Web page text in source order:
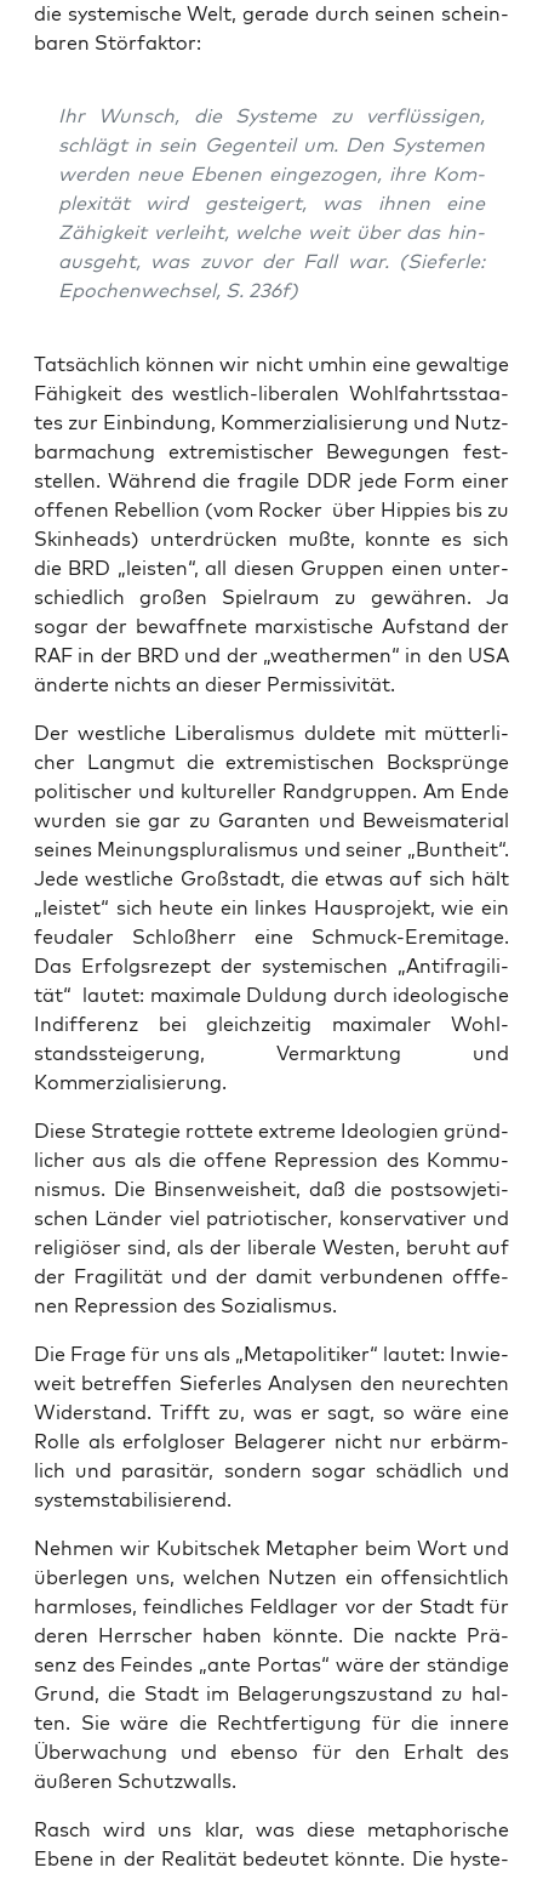
die sys­te­mi­sche Welt, gera­de durch sei­nen schein­
ba­ren Störfaktor:
Ihr Wunsch, die Sys­te­me zu ver­flüs­si­gen,
schlägt in sein Gegen­teil um. Den Sys­te­men
wer­den neue Ebe­nen ein­ge­zo­gen, ihre Kom­
ple­xi­tät wird gestei­gert, was ihnen eine
Zähig­keit ver­leiht, wel­che weit über das hin­
aus­geht, was zuvor der Fall war. (Sie­fer­le:
Epo­chen­wech­sel, S. 236f)
Tat­säch­lich kön­nen wir nicht umhin eine gewal­ti­ge
Fähig­keit des west­lich-libe­ra­len Wohl­fahrts­staa­
tes zur Ein­bin­dung, Kom­mer­zia­li­sie­rung und Nutz­
bar­ma­chung extre­mis­ti­scher Bewe­gun­gen fest­
stel­len. Wäh­rend die fra­gi­le DDR jede Form einer
offe­nen Rebel­li­on (vom Rocker über Hip­pies bis zu
Skin­heads) unter­drü­cken muß­te, konn­te es sich
die BRD „leis­ten“, all die­sen Grup­pen einen unter­
schied­lich gro­ßen Spiel­raum zu gewäh­ren. Ja
sogar der bewaff­ne­te mar­xis­ti­sche Auf­stand der
RAF in der BRD und der „wea­ther­men“ in den USA
änder­te nichts an die­ser Permissivität.
Der west­li­che Libe­ra­lis­mus dul­de­te mit müt­ter­li­
cher Lang­mut die extre­mis­ti­schen Bock­sprün­ge
poli­ti­scher und kul­tu­rel­ler Rand­grup­pen. Am Ende
wur­den sie gar zu Garan­ten und Beweis­ma­te­ri­al
sei­nes Mei­nungs­plu­ra­lis­mus und sei­ner „Bunt­heit“.
Jede west­li­che Groß­stadt, die etwas auf sich hält
„leis­tet“ sich heu­te ein lin­kes Haus­pro­jekt, wie ein
feu­da­ler Schloß­herr eine Schmuck-Ere­mi­ta­ge.
Das Erfolgs­re­zept der sys­te­mi­schen „Anti­fra­gi­li­
tät“ lau­tet: maxi­ma­le Dul­dung durch ideo­lo­gi­sche
Indif­fe­renz bei gleich­zei­tig maxi­ma­ler Wohl­
stands­stei­ge­rung, Ver­mark­tung und
Kommerzialisierung.
Die­se Stra­te­gie rot­te­te extre­me Ideo­lo­gien gründ­
li­cher aus als die offe­ne Repres­si­on des Kom­mu­
nis­mus. Die Bin­sen­weis­heit, daß die post­so­wje­ti­
schen Län­der viel patrio­ti­scher, kon­ser­va­ti­ver und
reli­giö­ser sind, als der libe­ra­le Wes­ten, beruht auf
der Fra­gi­li­tät und der damit ver­bun­de­nen off­fe­
nen Repres­si­on des Sozialismus.
Die Fra­ge für uns als „Meta­po­li­ti­ker“ lau­tet: Inwie­
weit betref­fen Sie­fer­les Ana­ly­sen den neu­rech­ten
Wider­stand. Trifft zu, was er sagt, so wäre eine
Rol­le als erfolg­lo­ser Bela­ge­rer nicht nur erbärm­
lich und para­si­tär, son­dern sogar schäd­lich und
systemstabilisierend.
Neh­men wir Kubit­schek Meta­pher beim Wort und
über­le­gen uns, wel­chen Nut­zen ein offen­sicht­lich
harm­lo­ses, feind­li­ches Feld­la­ger vor der Stadt für
deren Herr­scher haben könn­te. Die nack­te Prä­
senz des Fein­des „ante Por­tas“ wäre der stän­di­ge
Grund, die Stadt im Bela­ge­rungs­zu­stand zu hal­
ten. Sie wäre die Recht­fer­ti­gung für die inne­re
Über­wa­chung und eben­so für den Erhalt des
äuße­ren Schutzwalls.
Rasch wird uns klar, was die­se meta­pho­ri­sche
Ebe­ne in der Rea­li­tät bedeu­tet könn­te. Die hys­te­